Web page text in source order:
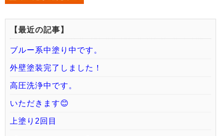
【最近の記事】
ブルー系中塗り中です。
外壁塗装完了しました！
高圧洗浄中です。
いただきます😊
上塗り2回目